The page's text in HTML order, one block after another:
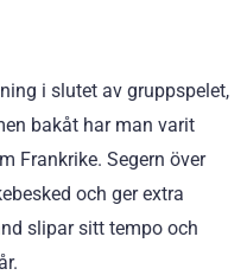
i slutet av gruppspelet,
bakåt har man varit
Frankrike. Segern över
och ger extra
slipar sitt tempo och